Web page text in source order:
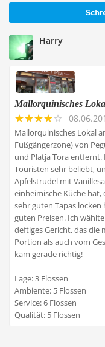
Harry
Mallorquinisches
Mallorquinisches Lokal
Fußgängerzone) von
und Platja Tora entfernt.
Touristen sehr beliebt,
Apfelstrudel mit
einheimische Küche
sehr guten Tapas
guten Preisen. Ich
deftiges Gericht, das
Portion als auch vom
kam gerade richtig!
Lage: 3 Flossen
Ambiente: 5 Flossen
Service: 6 Flossen
Qualität: 5 Flossen